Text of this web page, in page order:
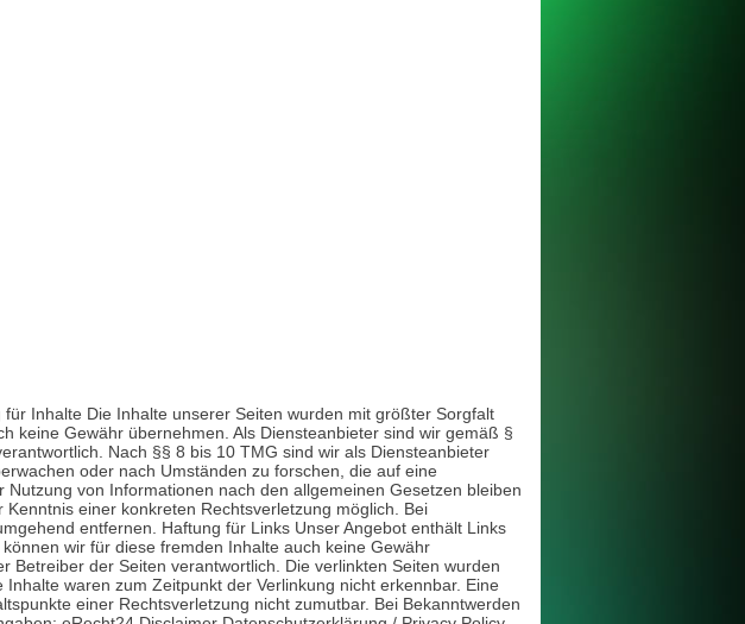
für Inhalte Die Inhalte unserer Seiten wurden mit größter Sorgfalt
keine Gewähr übernehmen. Als Diensteanbieter sind wir gemäß §
Nach §§ 8 bis 10 TMG sind wir als Diensteanbieter
oder nach Umständen zu forschen, die auf eine
von Informationen nach den allgemeinen Gesetzen bleiben
einer konkreten Rechtsverletzung möglich. Bei
entfernen. Haftung für Links Unser Angebot enthält Links
wir für diese fremden Inhalte auch keine Gewähr
Betreiber der Seiten verantwortlich. Die verlinkten Seiten wurden
waren zum Zeitpunkt der Verlinkung nicht erkennbar. Eine
einer Rechtsverletzung nicht zumutbar. Bei Bekanntwerden